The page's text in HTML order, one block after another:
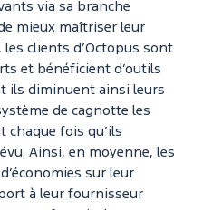
via sa branche
mieux maîtriser leur
clients d’Octopus sont
et bénéficient d’outils
ils diminuent ainsi leurs
de cagnotte les
chaque fois qu’ils
Ainsi, en moyenne, les
sur leur
à leur fournisseur